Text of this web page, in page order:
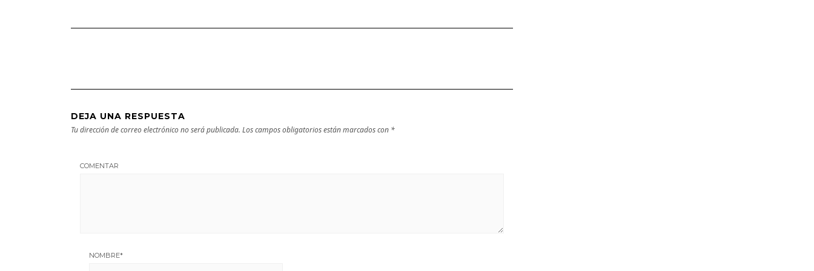
DEJA UNA RESPUESTA
Tu dirección de correo electrónico no será publicada. Los campos obligatorios están marcados con *
COMENTAR
NOMBRE*